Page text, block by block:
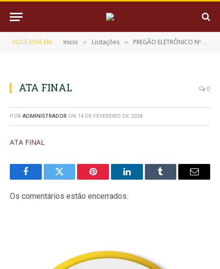
VOCÊ ESTÁ EM: Inicio » Licitações » PREGÃO ELETRÔNICO Nº 07/2023 (AQUISIÇÃO DE EQUIPAMENTOS E MATERIAL PERMANENTE DE USO LABORATORIAL)
ATA FINAL 0
POR ADMINISTRADOR ON 14 DE FEVEREIRO DE 2024
ATA FINAL
FacebookTwitter Pinterest LinkedInTumblr
E-
Os comentários estão encerrados.